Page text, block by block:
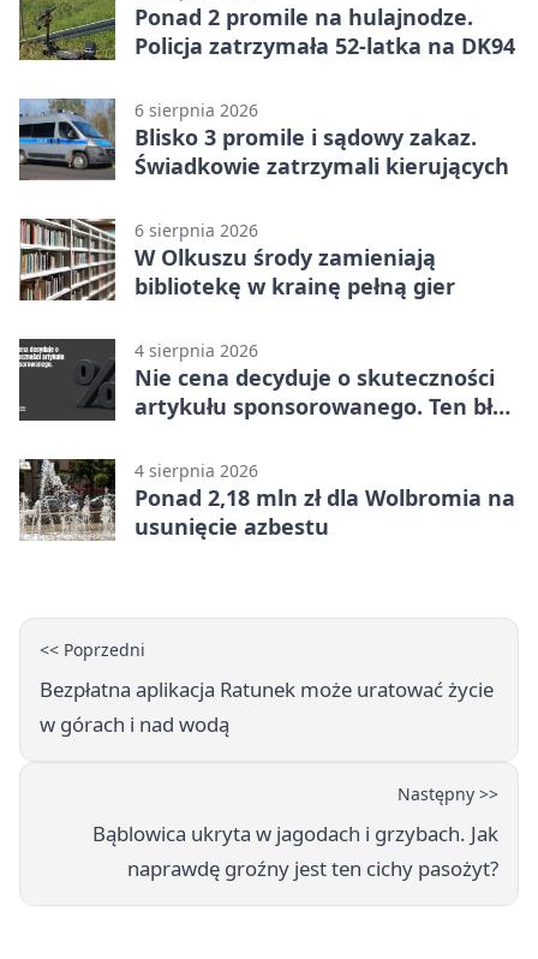
Ponad 2 promile na hulajnodze.
Policja zatrzymała 52-latka na DK94
6 sierpnia 2026
Blisko 3 promile i sądowy zakaz.
Świadkowie zatrzymali kierujących
6 sierpnia 2026
W Olkuszu środy zamieniają
bibliotekę w krainę pełną gier
4 sierpnia 2026
Nie cena decyduje o skuteczności
artykułu sponsorowanego. Ten błąd
4 sierpnia 2026
Ponad 2,18 mln zł dla Wolbromia na
usunięcie azbestu
<< Poprzedni
Bezpłatna aplikacja Ratunek może uratować życie
w górach i nad wodą
Następny >>
Bąblowica ukryta w jagodach i grzybach. Jak
naprawdę groźny jest ten cichy pasożyt?